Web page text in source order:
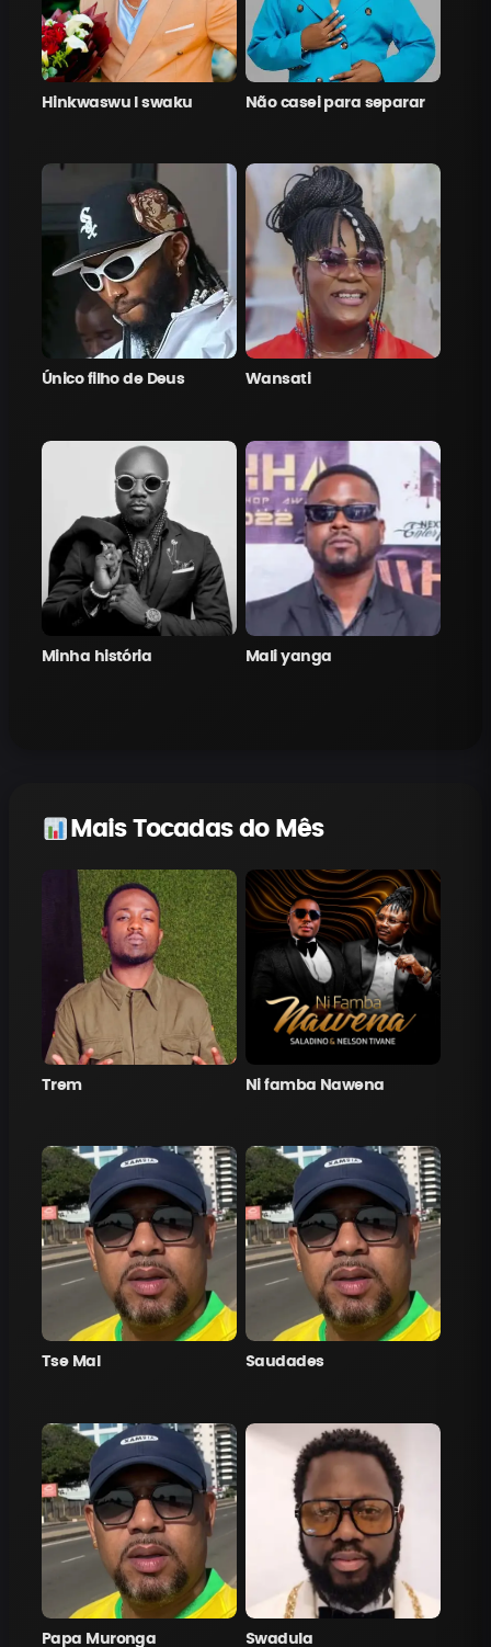
Hinkwaswu l swaku Não casei para separar
Único filho de Deus Wansati
Minha história Mali yanga
Mais Tocadas do Mês
Trem Ni famba Nawena
Tse Mal Saudades
Papa Muronga Swadula